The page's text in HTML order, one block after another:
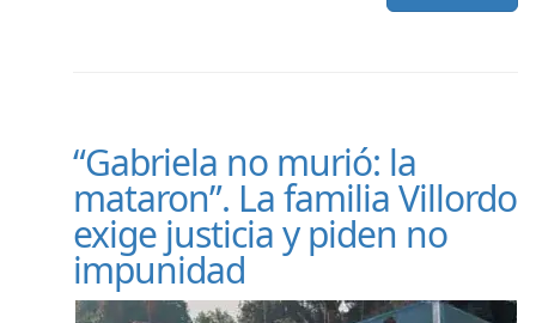
“Gabriela no murió: la
mataron”. La familia Villordo
exige justicia y piden no
impunidad